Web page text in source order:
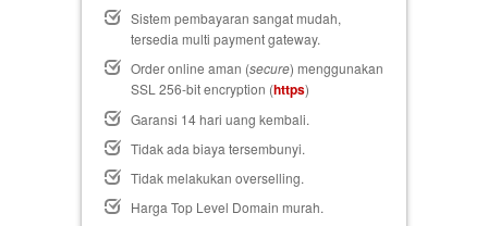
Sistem pembayaran sangat mudah,
tersedia multi payment gateway.
Order online aman (secure) menggunakan
SSL 256-bit encryption (https)
Garansi 14 hari uang kembali.
Tidak ada biaya tersembunyi.
Tidak melakukan overselling.
Harga Top Level Domain murah.